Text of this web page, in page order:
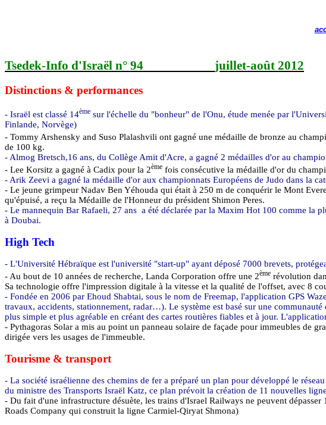
Tsedek-Info d'Israël n° 94 juillet-août 2012
Distinctions & performances
- Israël est classé 14ème sur l'échelle du "bonheur" de l'Onu, étude menée par
Finlande, Norvège)
- Tommy Arshensky and Suso Plalashvili ont gagné une médaille de bronze au
de 100 kg.
- Almog Bretsch,16 ans, du Collège Amit d'Acre, a gagné 2 médailles d'or au
- Lee Korsitz a gagné à Cadix pour la 2ème fois consécutive la médaille d'or du
- Arik Zeevi a gagné la médaille d'or aux championnats Européens de Judo dans la
- Le jeune grimpeur Nadav Ben Yéhouda qui était à 250 m de conquérir le Mont
qu'épuisé, a reçu la Médaille de l'Honneur du président Shimon Peres.
- Le mannequin Bar Rafaeli, 27 ans a été déclarée par la Maxim Hot 100 comme la
à Doubai.
High Tech
- L'Université Hébraïque est l'université "start-up" ayant déposé 7000 brevets,
- Au bout de 10 années de recherche, Landa Corporation offre une 2ème révolution
Sa technologie offre l'impression digitale à la vitesse et la qualité de l'offset, avec 8
- Fondée en 2006 par Ehoud Shabtai, sous le nom de Freemap, l'application GPS Waze
travaux, accidents, stationnement, radar…). Le système est basé sur une
plus simple et plus agréable en créant des cartes routières fiables et à jour.
- Pythagoras Solar a mis au point un panneau solaire de façade pour immeubles de
dirigée vers les usages de l'immeuble.
Tourisme & transport
- La société israélienne des chemins de fer a préparé un plan pour développé le
du ministre des Transports Israël Katz, ce plan prévoit la création de 11 nouvelles
- Du fait d'une infrastructure désuète, les trains d'Israel Railways ne peuvent dépasser
Roads Company qui construit la ligne Carmiel-Qiryat Shmona)